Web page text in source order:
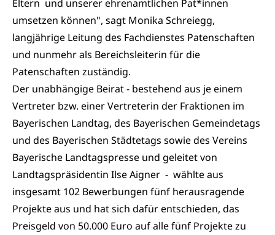
Eltern und unserer ehrenamtlichen Pat*innen
umsetzen können", sagt Monika Schreiegg,
langjährige Leitung des Fachdienstes Patenschaften
und nunmehr als Bereichsleiterin für die
Patenschaften zuständig.
Der unabhängige Beirat - bestehend aus je einem
Vertreter bzw. einer Vertreterin der Fraktionen im
Bayerischen Landtag, des Bayerischen Gemeindetags
und des Bayerischen Städtetags sowie des Vereins
Bayerische Landtagspresse und geleitet von
Landtagspräsidentin Ilse Aigner - wählte aus
insgesamt 102 Bewerbungen fünf herausragende
Projekte aus und hat sich dafür entschieden, das
Preisgeld von 50.000 Euro auf alle fünf Projekte zu